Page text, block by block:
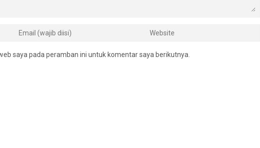
saya pada peramban ini untuk komentar saya berikutnya.